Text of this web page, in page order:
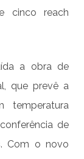
cinco reach
a obra de
que prevê a
temperatura
de
Com o novo